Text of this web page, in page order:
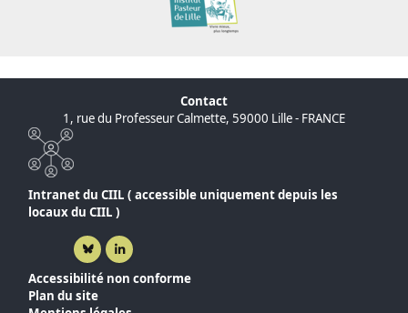
Contact
1, rue du Professeur Calmette, 59000 Lille - FRANCE
Intranet du CIIL ( accessible uniquement depuis les
locaux du CIIL )
Bluesky ( nouvelle fenêtre)
Linkedin ( nouvelle fenêtre)
Accessibilité non conforme
Plan du site